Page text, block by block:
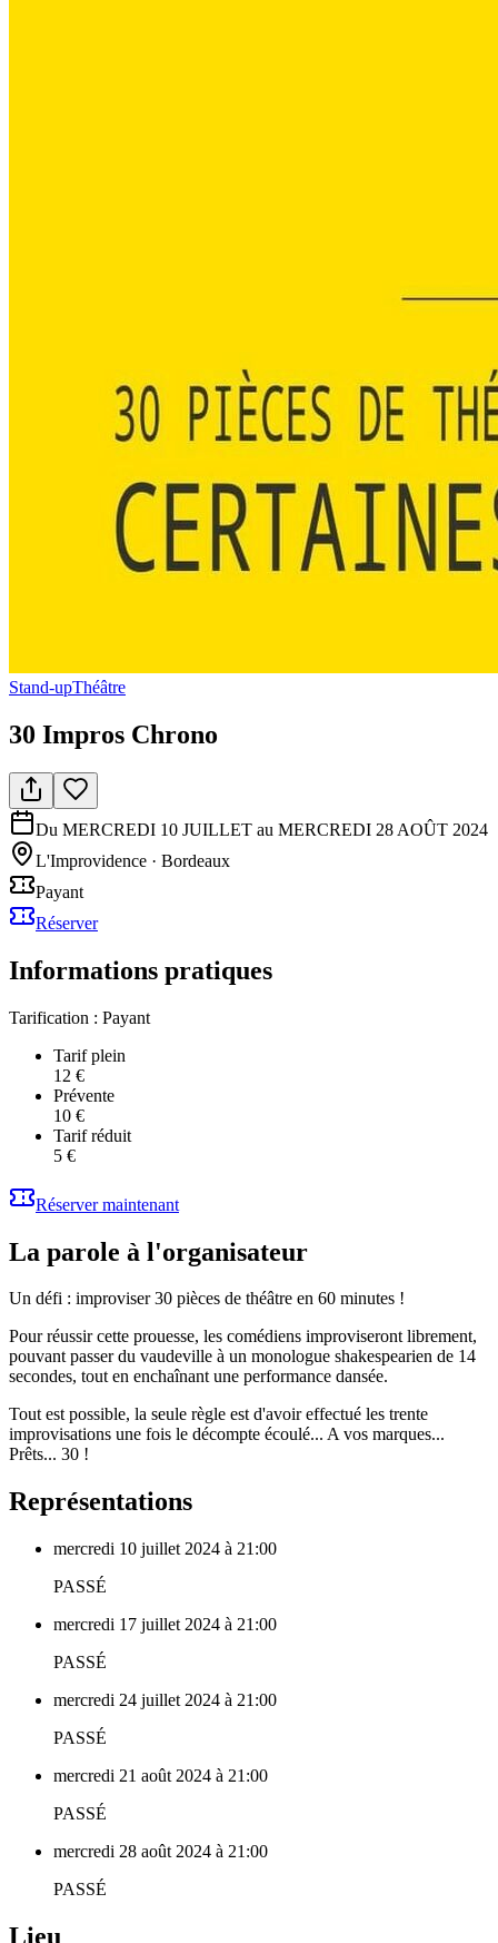
Stand-upThéâtre
30 Impros Chrono
Du MERCREDI 10 JUILLET au MERCREDI 28 AOÛT 2024
L'Improvidence · Bordeaux
Payant
Réserver
Informations pratiques
Tarification : Payant
Tarif plein
12 €
Prévente
10 €
Tarif réduit
5 €
Réserver maintenant
La parole à l'organisateur
Un défi : improviser 30 pièces de théâtre en 60 minutes !
Pour réussir cette prouesse, les comédiens improviseront librement,
pouvant passer du vaudeville à un monologue shakespearien de 14
secondes, tout en enchaînant une performance dansée.
Tout est possible, la seule règle est d'avoir effectué les trente
improvisations une fois le décompte écoulé... A vos marques...
Prêts... 30 !
Représentations
mercredi 10 juillet 2024 à 21:00
PASSÉ
mercredi 17 juillet 2024 à 21:00
PASSÉ
mercredi 24 juillet 2024 à 21:00
PASSÉ
mercredi 21 août 2024 à 21:00
PASSÉ
mercredi 28 août 2024 à 21:00
PASSÉ
Lieu